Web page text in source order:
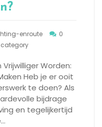
enroute
0
category
Worden:
Heb je er ooit
te doen? Als
bijdrage
en tegelijkertijd